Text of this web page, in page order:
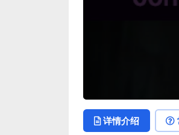
详情介绍